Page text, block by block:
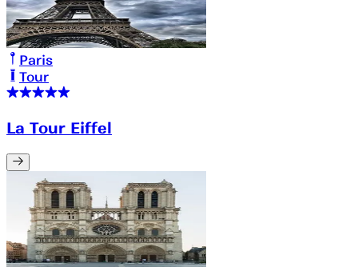
Paris
Tour
La Tour Eiffel